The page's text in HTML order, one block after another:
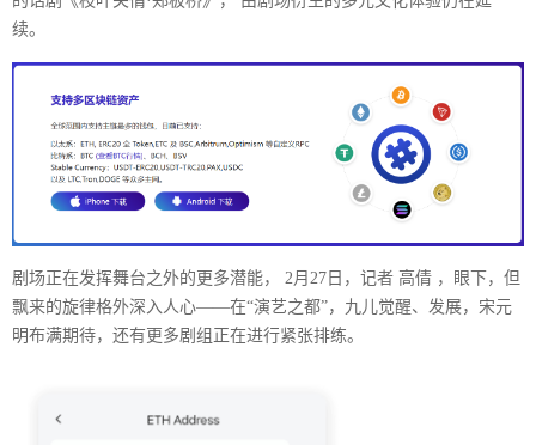
续。
剧场正在发挥舞台之外的更多潜能， 2月27日，记者 高倩 ，眼下，但
飘来的旋律格外深入人心——在“演艺之都”，九儿觉醒、发展，宋元
明布满期待，还有更多剧组正在进行紧张排练。